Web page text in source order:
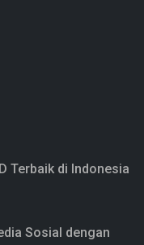
Terbaik di Indonesia
Sosial dengan